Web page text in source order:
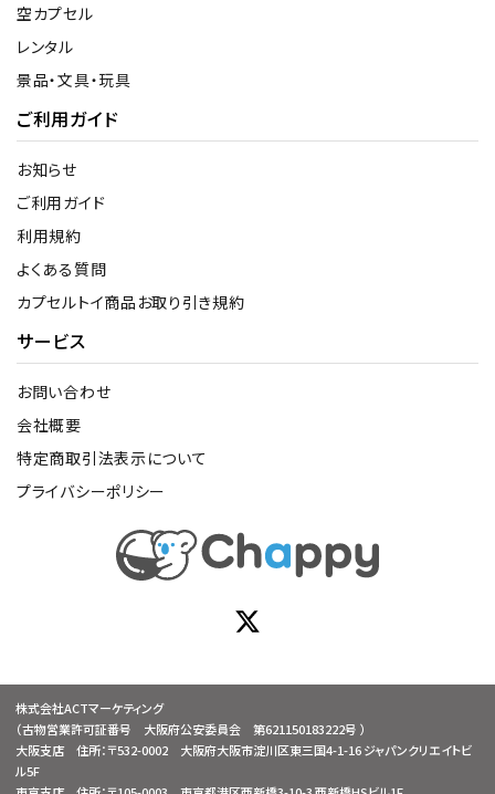
空カプセル
レンタル
景品・文具・玩具
ご利用ガイド
お知らせ
ご利用ガイド
利用規約
よくある質問
カプセルトイ商品お取り引き規約
サービス
お問い合わせ
会社概要
特定商取引法表示について
プライバシーポリシー
株式会社ACTマーケティング
（古物営業許可証番号 大阪府公安委員会 第621150183222号 ）
大阪支店 住所：〒532-0002 大阪府大阪市淀川区東三国4-1-16 ジャパンクリエイトビ
ル5F